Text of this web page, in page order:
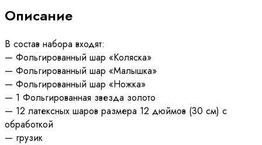
№35
Описание
В состав набора входят:
— Фольгированный шар «Коляска»
— Фольгированный шар «Малышка»
— Фольгированный шар «Ножка»
— 1 Фольгированная звезда золото
— 12 латексных шаров размера 12 дюймов (30 см) с
обработкой
— грузик